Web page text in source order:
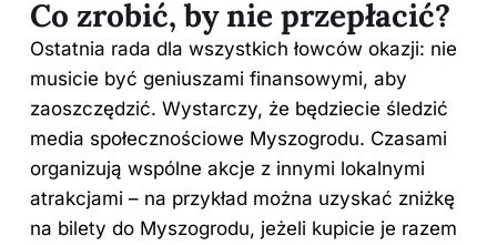
Co zrobić, by nie przepłacić?
Ostatnia rada dla wszystkich łowców okazji: nie
musicie być geniuszami finansowymi, aby
zaoszczędzić. Wystarczy, że będziecie śledzić
media społecznościowe Myszogrodu. Czasami
organizują wspólne akcje z innymi lokalnymi
atrakcjami – na przykład można uzyskać zniżkę
na bilety do Myszogrodu, jeżeli kupicie je razem